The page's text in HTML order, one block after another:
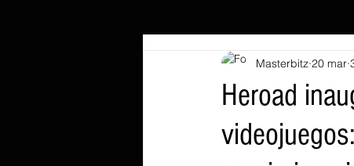
Heroad
Masterbitz 20 mar